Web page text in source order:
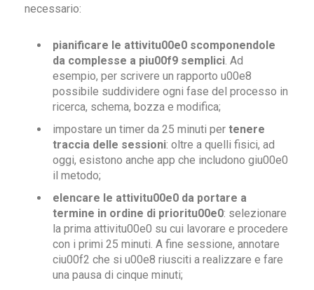
necessario:
pianificare le attivitu00e0 scomponendole
da complesse a piu00f9 semplici. Ad
esempio, per scrivere un rapporto u00e8
possibile suddividere ogni fase del processo in
ricerca, schema, bozza e modifica;
impostare un timer da 25 minuti per tenere
traccia delle sessioni: oltre a quelli fisici, ad
oggi, esistono anche app che includono giu00e0
il metodo;
elencare le attivitu00e0 da portare a
termine in ordine di prioritu00e0: selezionare
la prima attivitu00e0 su cui lavorare e procedere
con i primi 25 minuti. A fine sessione, annotare
ciu00f2 che si u00e8 riusciti a realizzare e fare
una pausa di cinque minuti;